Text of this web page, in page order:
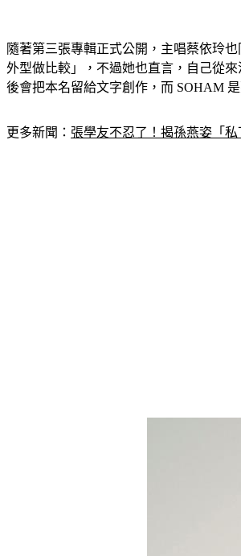
隨著第三張專輯正式公開，主唱蔡依玲
外型做比較」，不過她也直言，自己從
後會把本名留給文字創作，而 SOHAM
更多新聞： 張學友不忍了！揭孫燕姿「